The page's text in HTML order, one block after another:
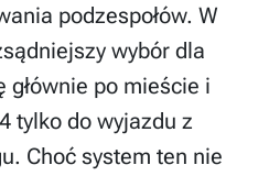
podzespołów. W
wybór dla
głównie po mieście i
tylko do wyjazdu z
Choć system ten nie